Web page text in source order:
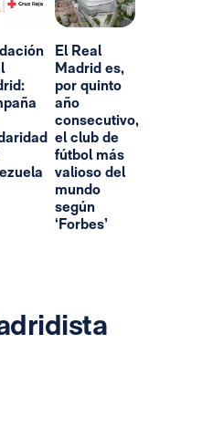
El Real
Madrid es,
por quinto
año
consecutivo,
el club de
fútbol más
valioso del
mundo
según
‘Forbes’